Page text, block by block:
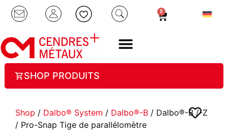
0
SHOP PRODUITS
Shop / Dalbo® System / Dalbo®-B / Dalbo®-B /-Z
/ Pro-Snap Tige de parallélomètre